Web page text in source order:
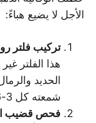
الأجل لا يضيع هباءً:
تركيب فلتر
الحديد
شمعته كل 3-6 أشهر لضمان كفاءته.
فحص قضيب